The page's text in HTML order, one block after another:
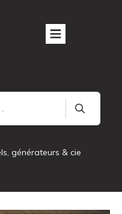
générateurs & cie